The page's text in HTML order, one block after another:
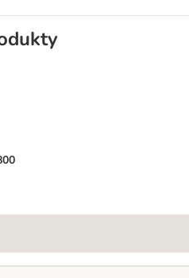
g - 5 + 1 zdarma!